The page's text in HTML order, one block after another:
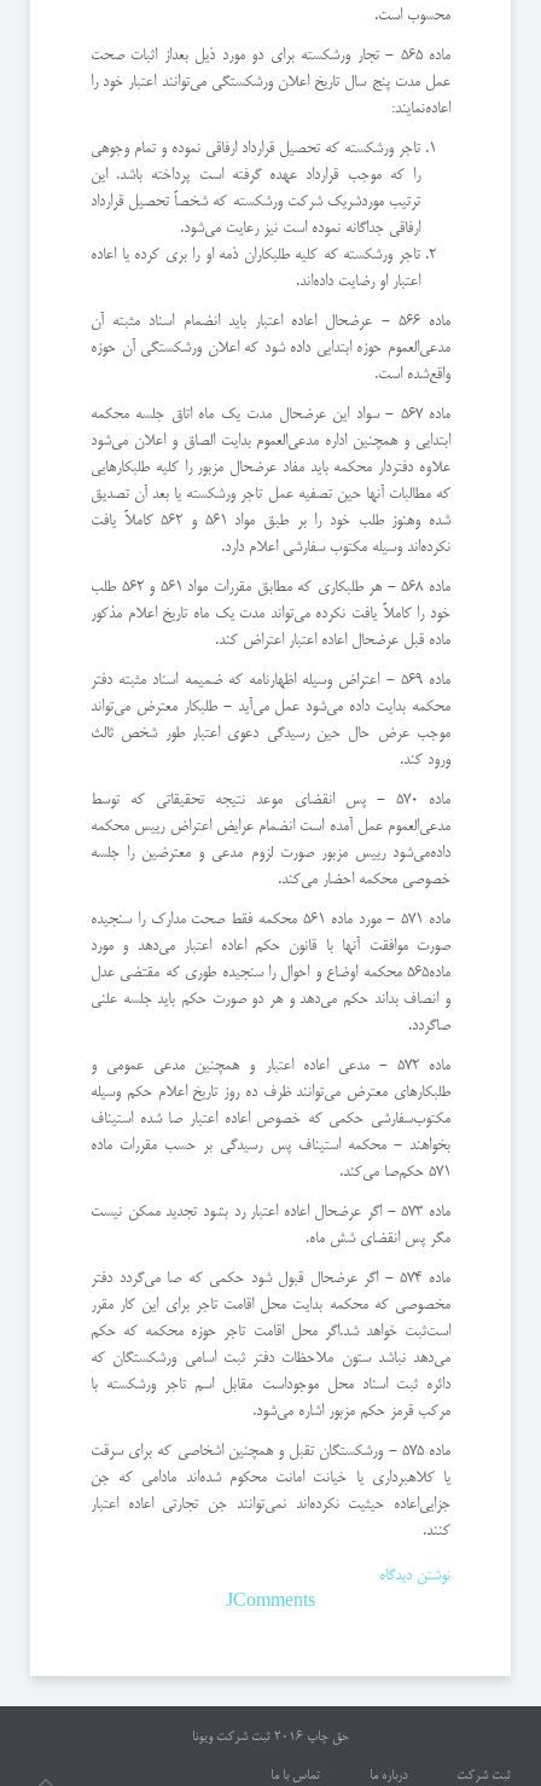
محسوب است.
ماده 565 - تجار ورشكسته برای دو مورد ذیل بعداز اثبات صحت
عمل مدت پنج سال تاریخ اعلان ورشكستگی می‌توانند اعتبار خود را
اعاده‌نمایند:
تاجر ورشكسته كه تحصیل قرارداد ارفاقی نموده و تمام وجوهی
را كه موجب قرارداد عهده گرفته است پرداخته باشد. این
ترتیب مورد‌شریك شركت ورشكسته كه شخصاً تحصیل قرارداد
ارفاقی جداگانه نموده است نیز رعایت می‌شود.
تاجر ورشكسته كه كلیه طلبكاران ذمه او را بری كرده یا اعاده
اعتبار او رضایت داده‌اند.
ماده 566 - عرضحال اعاده اعتبار باید انضمام اسناد مثبته آن
مدعی‌العموم حوزه ابتدایی داده شود كه اعلان ورشكستگی آن حوزه
واقع‌شده است.
ماده 567 - سواد این عرضحال مدت یك ماه اتاق جلسه محكمه
ابتدایی و همچنین اداره مدعی‌العموم بدایت الصاق و اعلان می‌شود
‌علاوه دفتردار محكمه باید مفاد عرضحال مزبور را كلیه طلبكارهایی
كه مطالبات آنها حین تصفیه عمل تاجر ورشكسته یا بعد آن تصدیق
شده و‌هنوز طلب خود را بر طبق مواد 561 و 562 كاملاً یافت
نكرده‌اند وسیله مكتوب سفارشی اعلام دارد.
ماده 568 - هر طلبكاری كه مطابق مقررات مواد 561 و 562 طلب
خود را كاملاً یافت نكرده می‌تواند مدت یك ماه تاریخ اعلام مذكور
‌ماده قبل عرضحال اعاده اعتبار اعتراض كند.
ماده 569 - اعتراض وسیله اظهارنامه كه ضمیمه اسناد مثبته دفتر
محكمه بدایت داده می‌شود عمل می‌آید - طلبكار معترض می‌تواند
‌موجب عرض حال حین رسیدگی دعوی اعتبار طور شخص ثالث
ورود كند.
ماده 570 - پس انقضای موعد نتیجه تحقیقاتی كه توسط
مدعی‌العموم عمل آمده است انضمام عرایض اعتراض رییس محكمه
داده‌می‌شود رییس مزبور صورت لزوم مدعی و معترضین را جلسه
خصوصی محكمه احضار می‌كند.
ماده 571 - مورد ماده 561 محكمه فقط صحت مدارك را سنجیده
صورت موافقت آنها با قانون حكم اعاده اعتبار می‌دهد و مورد
ماده565 محكمه اوضاع و احوال را سنجیده طوری كه مقتضی عدل
و انصاف بداند حكم می‌دهد و هر دو صورت حكم باید جلسه علنی
صا‌گردد.
ماده 572 - مدعی اعاده اعتبار و همچنین مدعی عمومی و
طلبكارهای معترض می‌توانند ظرف ده روز تاریخ اعلام حكم وسیله
مكتوب‌سفارشی حكمی كه خصوص اعاده اعتبار صا شده استیناف
بخواهند - محكمه استیناف پس رسیدگی بر حسب مقررات ماده
571 حكم‌صا می‌كند.
ماده 573 - اگر عرضحال اعاده اعتبار رد بشود تجدید ممكن نیست
مگر پس انقضای شش ماه.
ماده 574 - اگر عرضحال قبول شود حكمی كه صا می‌گردد دفتر
مخصوصی كه محكمه بدایت محل اقامت تاجر برای این كار مقرر
است‌ثبت خواهد شد.اگر محل اقامت تاجر حوزه محكمه كه حكم
می‌دهد نباشد ستون ملاحظات دفتر ثبت اسامی ورشكستگان كه
دائره ثبت اسناد محل موجود‌است مقابل اسم تاجر ورشكسته با
مركب قرمز حكم مزبور اشاره می‌شود.
ماده 575 - ورشكستگان تقبل و همچنین اشخاصی كه برای سرقت
یا كلاهبرداری یا خیانت امانت محكوم شده‌اند مادامی كه جن
جزایی‌اعاده حیثیت نكرده‌اند نمی‌توانند جن تجارتی اعاده اعتبار
كنند.
نوشتن دیدگاه
JComments
حق چاپ 2016 ثبت شرکت ویونا
ثبت شرکت درباره ما تماس با ما